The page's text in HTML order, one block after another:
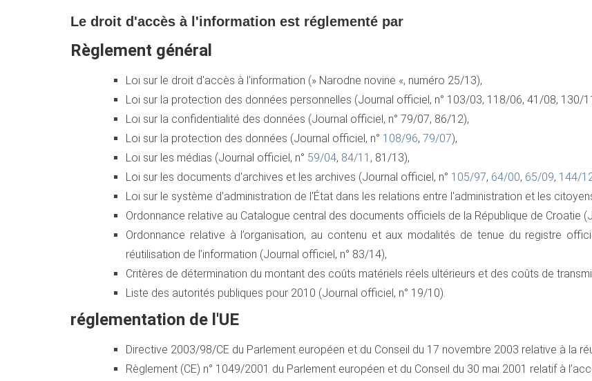
Le droit d'accès à l'information est réglementé par
Règlement général
Loi sur le droit d'accès à l'information (» Narodne novine «, numéro 25/13),
Loi sur la protection des données personnelles (Journal officiel, n° 103/03, 118/06, 41/08, 130/
Loi sur la confidentialité des données (Journal officiel, n° 79/07, 86/12),
Loi sur la protection des données (Journal officiel, n° 108/96, 79/07),
Loi sur les médias (Journal officiel, n° 59/04, 84/11 , 81/13),
Loi sur les documents d'archives et les archives (Journal officiel, n° 105/97, 64/00, 65/09, 144/
Loi sur le système d'administration de l'État dans les relations entre l'administration et les
Ordonnance relative au Catalogue central des documents officiels de la République de Croatie
Ordonnance relative à l’organisation, au contenu et aux modalités de tenue du registre
réutilisation de l’information (Journal officiel, n° 83/14),
Critères de détermination du montant des coûts matériels réels ultérieurs et des coûts de
Liste des autorités publiques pour 2010 (Journal officiel, n° 19/10).
réglementation de l'UE
Directive 2003/98/CE du Parlement européen et du Conseil du 17 novembre 2003 relative à la
Règlement (CE) n° 1049/2001 du Parlement européen et du Conseil du 30 mai 2001 relatif à